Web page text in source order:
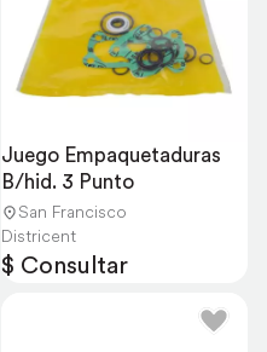
Juego Empaquetaduras
B/hid. 3 Punto
San Francisco
Districent
$ Consultar